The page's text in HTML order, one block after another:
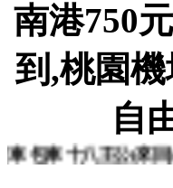
南港750
到,桃園
自
八王公(來回) ~1400